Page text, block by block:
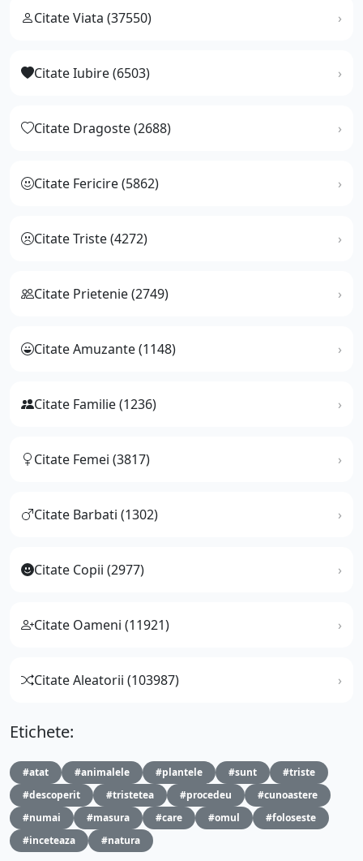
Citate Viata (37550)
Citate Iubire (6503)
Citate Dragoste (2688)
Citate Fericire (5862)
Citate Triste (4272)
Citate Prietenie (2749)
Citate Amuzante (1148)
Citate Familie (1236)
Citate Femei (3817)
Citate Barbati (1302)
Citate Copii (2977)
Citate Oameni (11921)
Citate Aleatorii (103987)
Etichete:
#atat #animalele #plantele #sunt
#triste
#descoperit
#tristetea #procedeu
#cunoastere
#numai
#masura #care #omul
#foloseste
#inceteaza
#natura